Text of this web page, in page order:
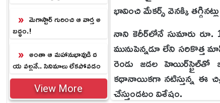
మెగాస్టార్ గురించి ఆ వార్త అ
బద్ధం.!
అంతా ఆ మహానుభావుడి ద
య వల్లనే.. సినిమాలు లేకపోవడం
పై సురేష్ కీలక వ్యాఖ్యలు
View More
భావించి మేకర్స్ వెనక్కి
నాని కెరీర్‌లోనే సుమారు రూ.
మునుపెన్నడూ లేని సరికొత్త
రెండు జడల హెయిర్‌స్టైల్‌తో
కథానాయికగా నటిస్తున్న ఈ
చేస్తుండటం విశేషం.